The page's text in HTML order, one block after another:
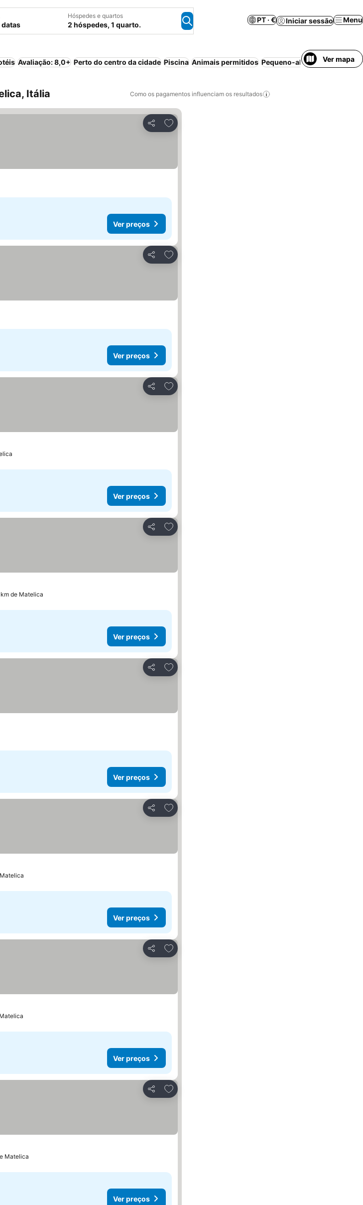
datas
Hóspedes e quartos
2 hóspedes, 1 quarto.
PT · € Iniciar sessão Menu
Avaliação: 8,0+ Perto do centro da cidade Piscina Animais permitidos Pequeno-almoço incluído Ar
Ver mapa
Itália Como os pagamentos influenciam os resultados
Partilhar
Adicionar aos favoritos
Ver preços
Partilhar
Adicionar aos favoritos
Ver preços
Partilhar
Adicionar aos favoritos
Ver preços
Partilhar
Adicionar aos favoritos
de Matelica
Ver preços
Partilhar
Adicionar aos favoritos
Ver preços
Partilhar
Adicionar aos favoritos
Ver preços
Partilhar
Adicionar aos favoritos
Ver preços
Partilhar
Adicionar aos favoritos
Matelica
Ver preços